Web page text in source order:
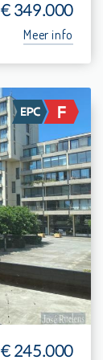
€ 349.000
Meer info
€ 245.000